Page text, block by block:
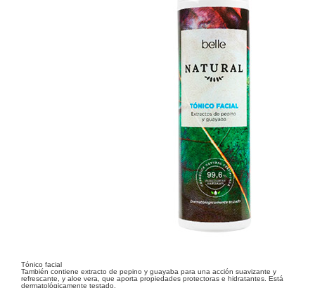
Tónico facial
También contiene extracto de pepino y guayaba para una acción suavizante y
refrescante, y aloe vera, que aporta propiedades protectoras e hidratantes. Está
dermatológicamente testado.